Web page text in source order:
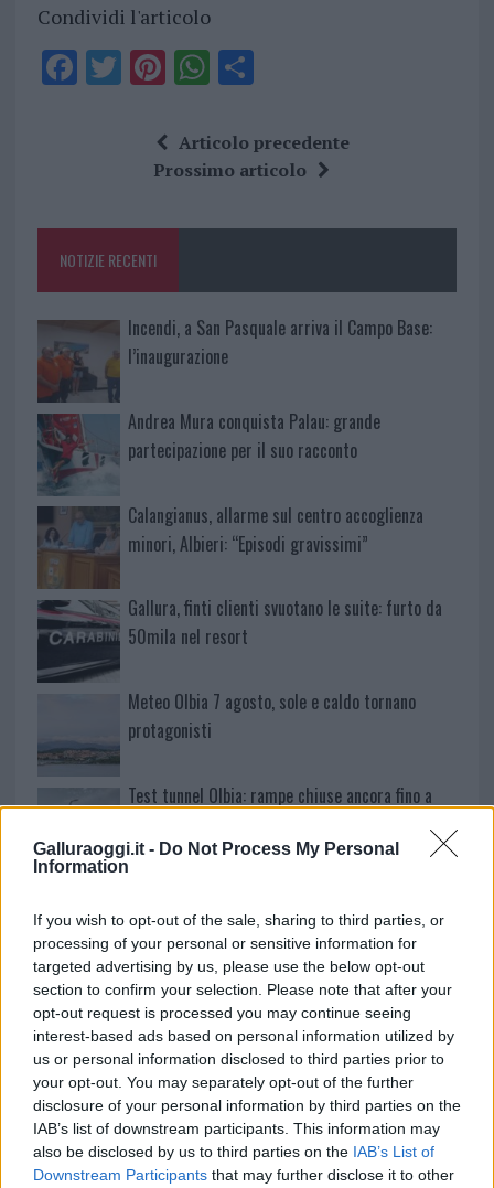
Galluraoggi.it - Do Not Process My Personal
Information
If you wish to opt-out of the sale, sharing to third parties, or
processing of your personal or sensitive information for
targeted advertising by us, please use the below opt-out
section to confirm your selection. Please note that after your
opt-out request is processed you may continue seeing
interest-based ads based on personal information utilized by
us or personal information disclosed to third parties prior to
your opt-out. You may separately opt-out of the further
disclosure of your personal information by third parties on the
IAB’s list of downstream participants. This information may
also be disclosed by us to third parties on the IAB’s List of
Downstream Participants that may further disclose it to other
Condividi l'articolo
F
o
k
T Pi
te
re
W
at
s
p
S
a
re
Articolo precedente
Prossimo articolo
NOTIZIE RECENTI
Incendi, a San Pasquale arriva il Campo Base:
l’inaugurazione
Andrea Mura conquista Palau: grande
partecipazione per il suo racconto
Calangianus, allarme sul centro accoglienza
minori, Albieri: “Episodi gravissimi”
Gallura, finti clienti svuotano le suite: furto da
50mila nel resort
Meteo Olbia 7 agosto, sole e caldo tornano
protagonisti
Test tunnel Olbia: rampe chiuse ancora fino a
amate dell’estate 2026